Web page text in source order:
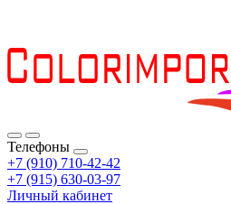
Телефоны
+7 (910) 710-42-42
+7 (915) 630-03-97
Личный кабинет